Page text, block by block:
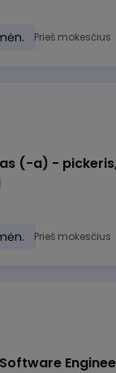
Prieš mokesčius
(-a) -
Prieš mokesčius